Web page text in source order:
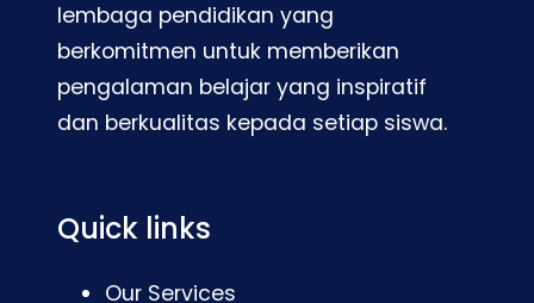
lembaga pendidikan yang
berkomitmen untuk memberikan
pengalaman belajar yang inspiratif
dan berkualitas kepada setiap siswa.
Quick links
Our Services